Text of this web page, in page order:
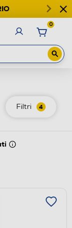
0
Filtri 4